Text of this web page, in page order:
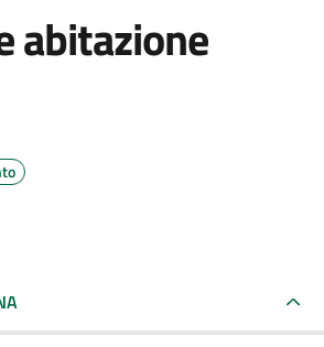
abitazione